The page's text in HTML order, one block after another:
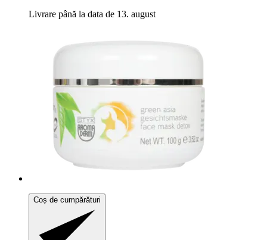
Livrare până la data de 13. august
Coș de cumpărături